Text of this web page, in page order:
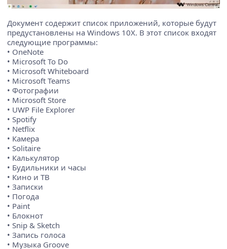
Документ содержит список приложений, которые будут
предустановлены на Windows 10X. В этот список входят
следующие программы:
• OneNote
• Microsoft To Do
• Microsoft Whiteboard
• Microsoft Teams
• Фотографии
• Microsoft Store
• UWP File Explorer
• Spotify
• Netflix
• Камера
• Solitaire
• Калькулятор
• Будильники и часы
• Кино и ТВ
• Записки
• Погода
• Paint
• Блокнот
• Snip & Sketch
• Запись голоса
• Музыка Groove